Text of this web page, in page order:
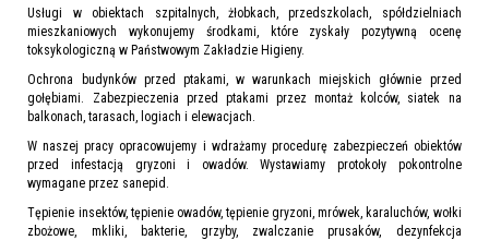
Usługi w obiektach szpitalnych, żłobkach, przedszkolach, spółdzielniach
mieszkaniowych wykonujemy środkami, które zyskały pozytywną ocenę
toksykologiczną w Państwowym Zakładzie Higieny.
Ochrona budynków przed ptakami, w warunkach miejskich głównie przed
gołębiami. Zabezpieczenia przed ptakami przez montaż kolców, siatek na
balkonach, tarasach, logiach i elewacjach.
W naszej pracy opracowujemy i wdrażamy procedurę zabezpieczeń obiektów
przed infestacją gryzoni i owadów. Wystawiamy protokoły pokontrolne
wymagane przez sanepid.
Tępienie insektów, tępienie owadów, tępienie gryzoni, mrówek, karaluchów, wołki
zbożowe, mkliki, bakterie, grzyby, zwalczanie prusaków, dezynfekcja